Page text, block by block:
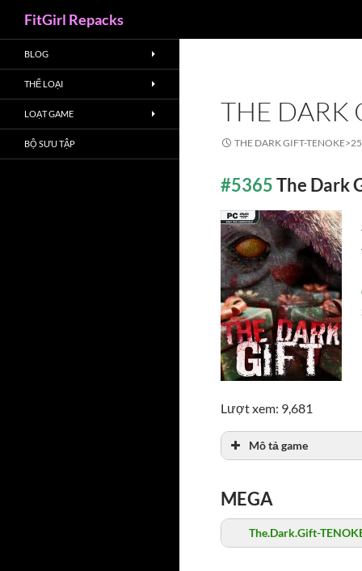
FitGirl Repacks
THE DARK
THE DARK GIFT-TENOKE>
#5365The Dark
Lượt xem: 9,681
Mô tả game
MEGA
The.Dark.Gift-
BLOG
THỂ LOẠI
LOẠT GAME
BỘ SƯU TẬP